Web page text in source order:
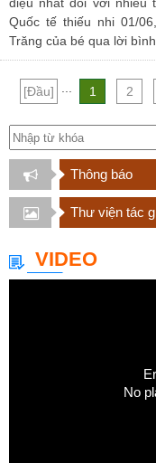
Quốc tế thiếu nhi 01/
Trăng của bé qua lời
[Đầu] 1 2
Thông báo
Thư viện tác
VIDEO
No